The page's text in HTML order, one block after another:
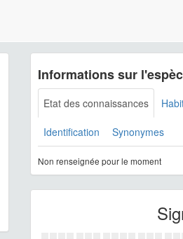
Informations sur
Etat des connaissances
Identification Synonymes
Non renseignée pour le moment